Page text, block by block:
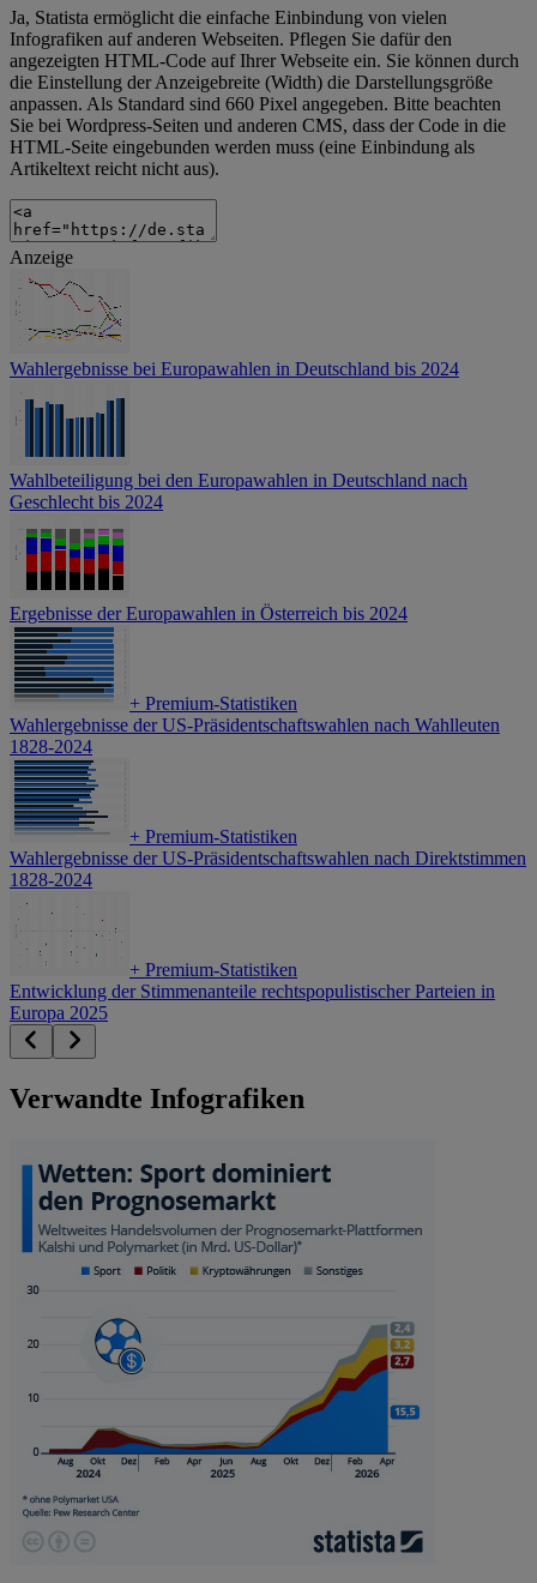
Ja, Statista ermöglicht die einfache Einbindung von vielen
Infografiken auf anderen Webseiten. Pflegen Sie dafür den
angezeigten HTML-Code auf Ihrer Webseite ein. Sie können durch
die Einstellung der Anzeigebreite (Width) die Darstellungsgröße
anpassen. Als Standard sind 660 Pixel angegeben. Bitte beachten
Sie bei Wordpress-Seiten und anderen CMS, dass der Code in die
HTML-Seite eingebunden werden muss (eine Einbindung als
Artikeltext reicht nicht aus).
Anzeige
Wahlergebnisse bei Europawahlen in Deutschland bis 2024
Wahlbeteiligung bei den Europawahlen in Deutschland nach
Geschlecht bis 2024
Ergebnisse der Europawahlen in Österreich bis 2024
+ Premium-Statistiken
Wahlergebnisse der US-Präsidentschaftswahlen nach Wahlleuten
1828-2024
+ Premium-Statistiken
Wahlergebnisse der US-Präsidentschaftswahlen nach Direktstimmen
1828-2024
+ Premium-Statistiken
Entwicklung der Stimmenanteile rechtspopulistischer Parteien in
Europa 2025
Verwandte Infografiken